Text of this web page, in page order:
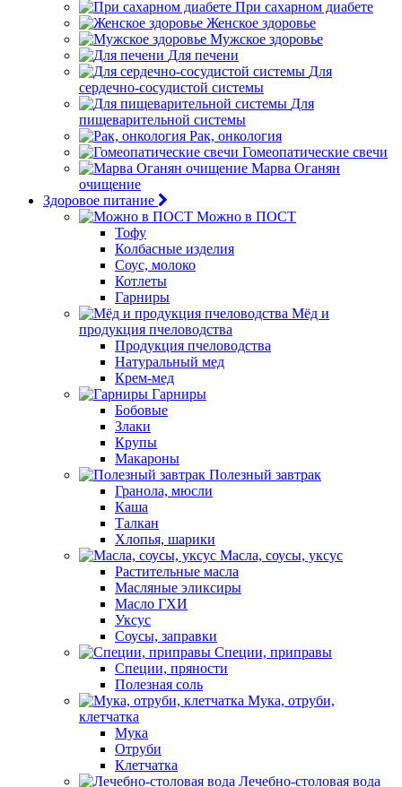
При сахарном диабете
Женское здоровье
Мужское здоровье
Для печени
Для
сердечно-сосудистой системы
Для
пищеварительной системы
Рак, онкология
Гомеопатические свечи
Марва Оганян
очищение
Здоровое питание
Можно в ПОСТ
Тофу
Колбасные изделия
Соус, молоко
Котлеты
Гарниры
Мёд и
продукция пчеловодства
Продукция пчеловодства
Натуральный мед
Крем-мед
Гарниры
Бобовые
Злаки
Крупы
Макароны
Полезный завтрак
Гранола, мюсли
Каша
Талкан
Хлопья, шарики
Масла, соусы, уксус
Растительные масла
Масляные эликсиры
Масло ГХИ
Уксус
Соусы, заправки
Специи, приправы
Специи, пряности
Полезная соль
Мука, отруби,
клетчатка
Мука
Отруби
Клетчатка
Лечебно-столовая вода